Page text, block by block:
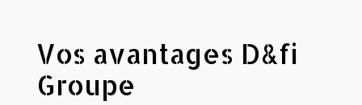
Vos avantages D&fi
Groupe